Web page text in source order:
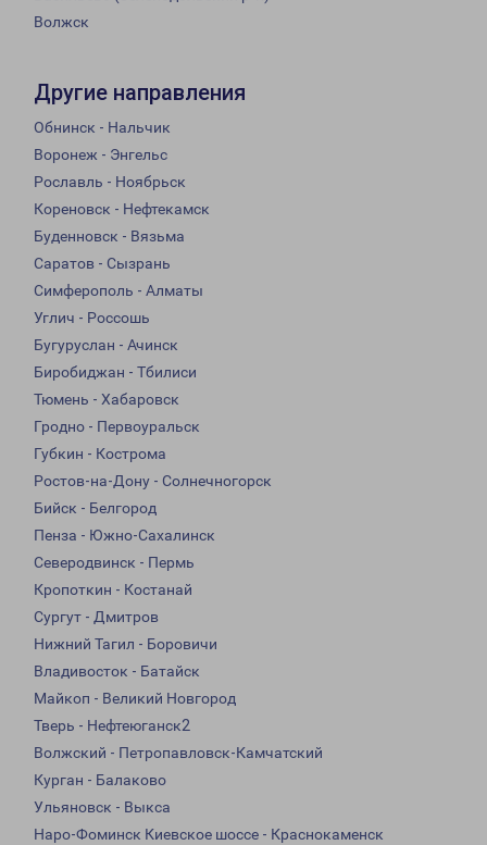
Волжск
Другие направления
Обнинск - Нальчик
Воронеж - Энгельс
Рославль - Ноябрьск
Кореновск - Нефтекамск
Буденновск - Вязьма
Саратов - Сызрань
Симферополь - Алматы
Углич - Россошь
Бугуруслан - Ачинск
Биробиджан - Тбилиси
Тюмень - Хабаровск
Гродно - Первоуральск
Губкин - Кострома
Ростов-на-Дону - Солнечногорск
Бийск - Белгород
Пенза - Южно-Сахалинск
Северодвинск - Пермь
Кропоткин - Костанай
Сургут - Дмитров
Нижний Тагил - Боровичи
Владивосток - Батайск
Майкоп - Великий Новгород
Тверь - Нефтеюганск2
Волжский - Петропавловск-Камчатский
Курган - Балаково
Ульяновск - Выкса
Наро-Фоминск Киевское шоссе - Краснокаменск